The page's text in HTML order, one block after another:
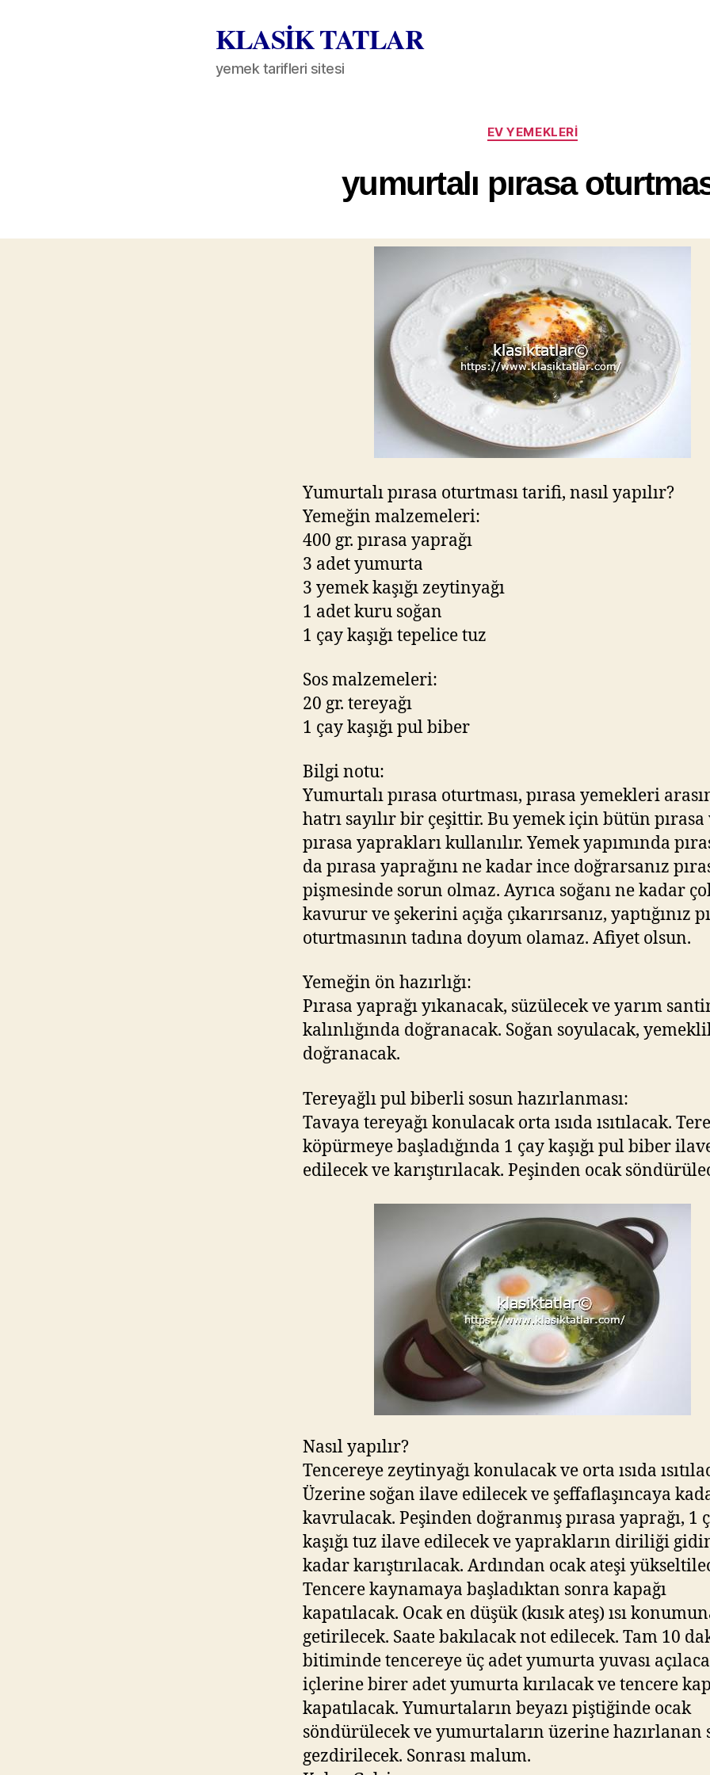
KLASİK TATLAR
yemek tarifleri sitesi
Kategoriler
EV YEMEKLERI
yumurtalı pırasa
Yumurtalı pırasa oturtması tarifi, nasıl yapılır?
Yemeğin malzemeleri:
400 gr. pırasa yaprağı
3 adet yumurta
3 yemek kaşığı zeytinyağı
1 adet kuru soğan
1 çay kaşığı tepelice tuz
Sos malzemeleri:
20 gr. tereyağı
1 çay kaşığı pul biber
Bilgi notu:
Yumurtalı pırasa oturtması, pırasa yemekleri
hatrı sayılır bir çeşittir. Bu yemek için bütün pırasa
pırasa yaprakları kullanılır. Yemek yapımında
da pırasa yaprağını ne kadar ince doğrarsanız
pişmesinde sorun olmaz. Ayrıca soğanı ne kadar
kavurur ve şekerini açığa çıkarırsanız, yaptığınız
oturtmasının tadına doyum olamaz. Afiyet olsun.
Yemeğin ön hazırlığı:
Pırasa yaprağı yıkanacak, süzülecek ve yarım
kalınlığında doğranacak. Soğan soyulacak,
doğranacak.
Tereyağlı pul biberli sosun hazırlanması:
Tavaya tereyağı konulacak orta ısıda ısıtılacak.
köpürmeye başladığında 1 çay kaşığı pul biber
edilecek ve karıştırılacak. Peşinden ocak
Nasıl yapılır?
Tencereye zeytinyağı konulacak ve orta ısıda
Üzerine soğan ilave edilecek ve şeffaflaşıncaya
kavrulacak. Peşinden doğranmış pırasa yaprağı, 1
kaşığı tuz ilave edilecek ve yaprakların diriliği
kadar karıştırılacak. Ardından ocak ateşi
Tencere kaynamaya başladıktan sonra kapağı
kapatılacak. Ocak en düşük (kısık ateş) ısı
getirilecek. Saate bakılacak not edilecek. Tam 10
bitiminde tencereye üç adet yumurta yuvası
içlerine birer adet yumurta kırılacak ve tencere
kapatılacak. Yumurtaların beyazı piştiğinde ocak
söndürülecek ve yumurtaların üzerine hazırlanan
gezdirilecek. Sonrası malum.